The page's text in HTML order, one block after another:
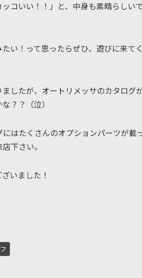
コいい！！」と、中身も素晴らしい
い！って思ったらぜひ、遊びに来て
したが、オートリメッサのカタログ
？？（泣）
はたくさんのオプションパーツが載
下さい。
いました！